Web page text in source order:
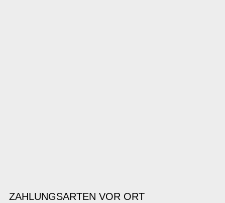
ZAHLUNGSARTEN VOR ORT